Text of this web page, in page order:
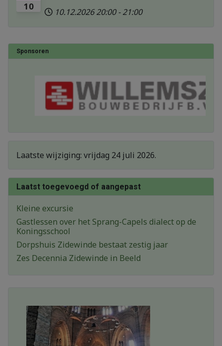
Sponsoren
Laatste wijziging: vrijdag 24 juli 2026.
Laatst toegevoegd of aangepast
Kleine excursie
Gastlessen over het Sprang-Capels dialect op de
Koningsschool
Dorpshuis Zidewinde bestaat zestig jaar
Zes Decennia Zidewinde in Beeld
10
10.12.2026 20:00 - 21:00